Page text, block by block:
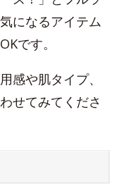
になるアイテム
です。
感や肌タイプ、
せてみてくださ